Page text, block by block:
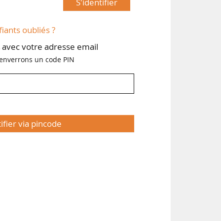
oubliés ?
votre adresse email
un code PIN
via pincode